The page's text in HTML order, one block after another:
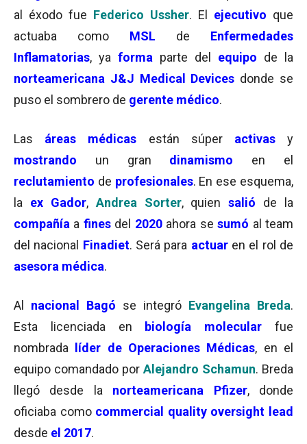
al éxodo fue Federico Ussher. El ejecutivo que
actuaba como MSL de Enfermedades
Inflamatorias, ya forma parte del equipo de la
norteamericana J&J Medical Devices donde se
puso el sombrero de gerente médico.
Las áreas médicas están súper activas
y
mostrando
un gran dinamismo
en el
reclutamiento de profesionales. En ese esquema,
la ex Gador, Andrea Sorter, quiensalió
de la
compañía a fines del 2020 ahora sesumó al team
del nacional Finadiet. Será para actuar en el rol de
asesora médica.
Al nacional Bagó se integró Evangelina Breda.
Esta licenciada en
biología molecular fue
nombrada líder de Operaciones Médicas, en el
equipo comandado por Alejandro Schamun. Breda
llegó desde la norteamericana Pfizer, donde
oficiaba como commercial quality oversight lead
desde el 2017.